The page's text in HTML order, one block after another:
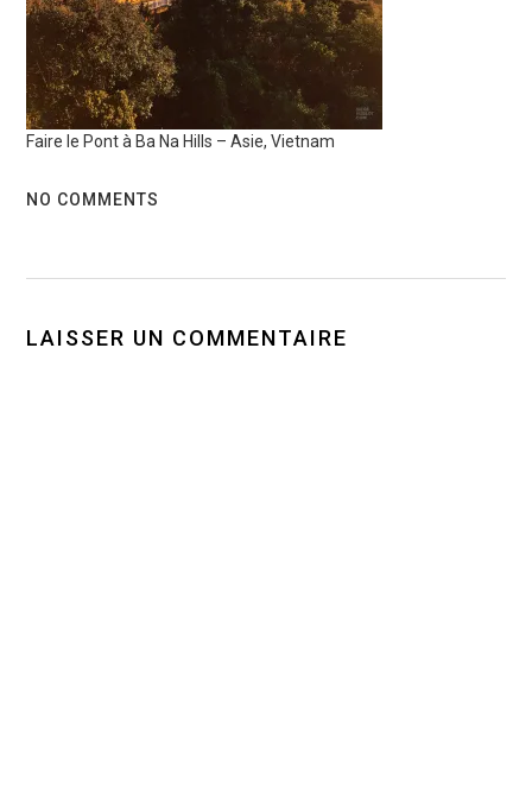
Faire le Pont à Ba Na Hills – Asie, Vietnam
NO COMMENTS
LAISSER UN COMMENTAIRE